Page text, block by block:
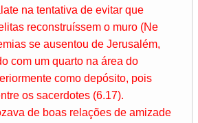
na tentativa de evitar que
reconstruíssem o muro (Ne
se ausentou de Jerusalém,
com um quarto na área do
como depósito, pois
os sacerdotes (6.17).
de boas relações de amizade